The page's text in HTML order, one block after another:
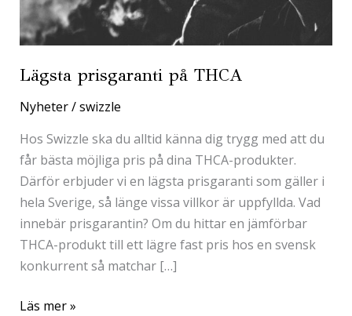
Lägsta prisgaranti på THCA
Nyheter/swizzle
Hos Swizzle ska du alltid känna dig trygg med att du
får bästa möjliga pris på dina THCA-produkter.
Därför erbjuder vi en lägsta prisgaranti som gäller i
hela Sverige, så länge vissa villkor är uppfyllda. Vad
innebär prisgarantin? Om du hittar en jämförbar
THCA-produkt till ett lägre fast pris hos en svensk
konkurrent så matchar […]
Läs mer »